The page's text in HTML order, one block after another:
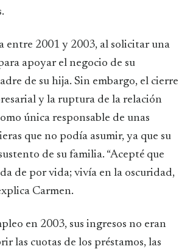
entre 2001 y 2003, al solicitar una
apoyar el negocio de su
de su hija. Sin embargo, el cierre
y la ruptura de la relación
única responsable de unas
que no podía asumir, ya que su
de su familia. “Acepté que
de por vida; vivía en la oscuridad,
Carmen.
en 2003, sus ingresos no eran
las cuotas de los préstamos, las